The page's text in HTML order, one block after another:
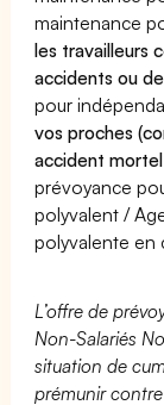
maintenance
les travailleurs
accidents ou
pour
vos proches
accident
prévoyance
polyvalent /
polyvalente en
L’offre de
Non-Salariés
situation de
prémunir